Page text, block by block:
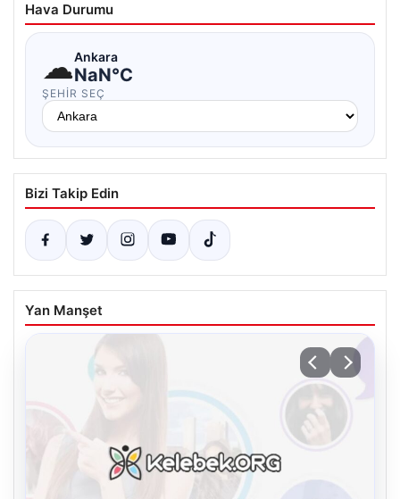
Hava Durumu
☁Ankara
NaN°C
ŞEHIR SEÇ
Bizi Takip Edin
Yan Manşet